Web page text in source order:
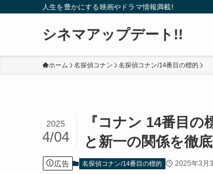
人生を豊かにする映画やドラマ情報満載!
シネマアップデート!!
ホーム 名探偵コナン 名探偵コナン/14番目の標的
『コナン 14番目
と新一の関係を徹底
2025
4/04
広告 名探偵コナン/14番目の標的 2025年3月